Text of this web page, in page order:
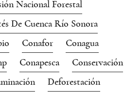
Nacional Forestal
De Cuenca Río Sonora
Conafor
Conagua
Conapesca
Conservación
Deforestación